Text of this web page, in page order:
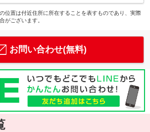
位置は付近住所に所在することを表すものであり、実際
がございます。
お問い合わせ(無料)